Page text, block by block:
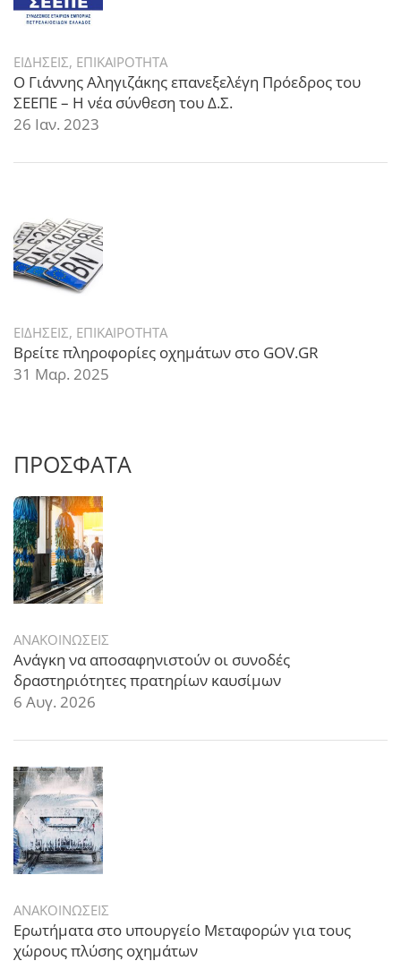
ΕΙΔΗΣΕΙΣ, ΕΠΙΚΑΙΡΟΤΗΤΑ
Ο Γιάννης Αληγιζάκης επανεξελέγη Πρόεδρος του
ΣΕΕΠΕ – Η νέα σύνθεση του Δ.Σ.
26 Ιαν. 2023
ΕΙΔΗΣΕΙΣ, ΕΠΙΚΑΙΡΟΤΗΤΑ
Βρείτε πληροφορίες οχημάτων στο GOV.GR
31 Μαρ. 2025
ΠΡΟΣΦΑΤΑ
ΑΝΑΚΟΙΝΩΣΕΙΣ
Ανάγκη να αποσαφηνιστούν οι συνοδές
δραστηριότητες πρατηρίων καυσίμων
6 Αυγ. 2026
ΑΝΑΚΟΙΝΩΣΕΙΣ
Ερωτήματα στο υπουργείο Μεταφορών για τους
χώρους πλύσης οχημάτων